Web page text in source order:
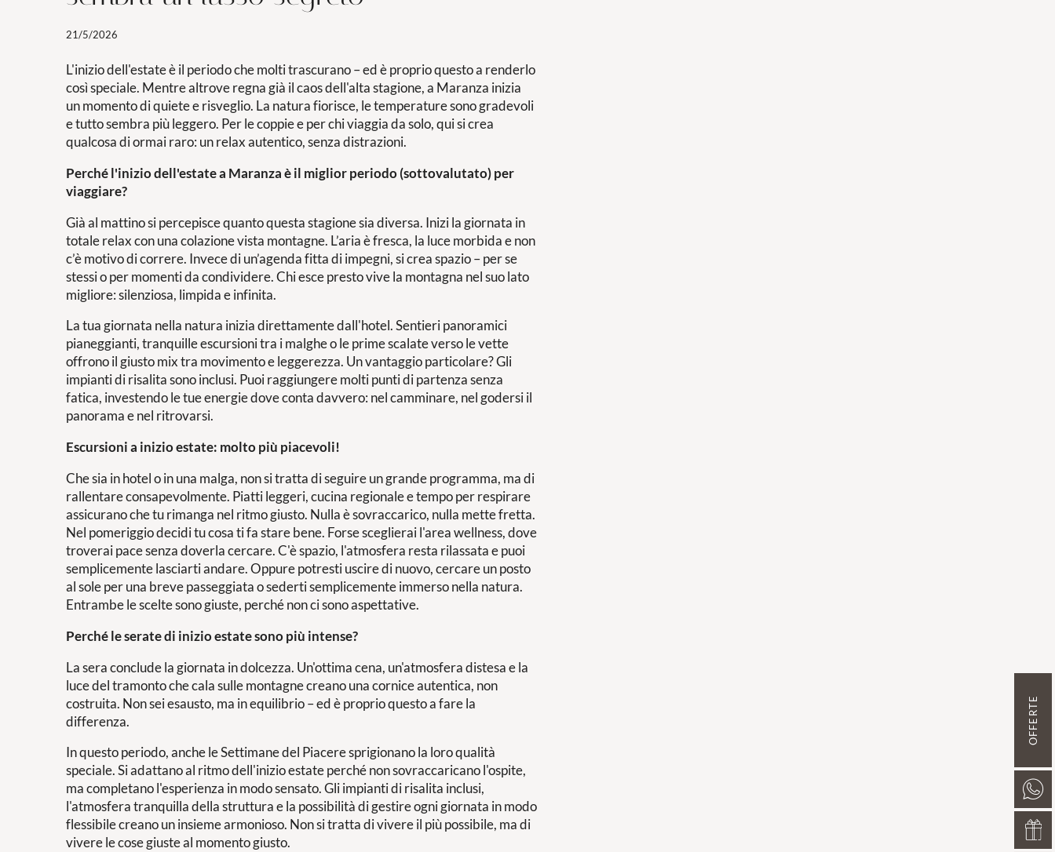
21/5/2026
L'inizio dell'estate è il periodo che molti trascurano – ed è proprio questo a renderlo
così speciale. Mentre altrove regna già il caos dell'alta stagione, a Maranza inizia
un momento di quiete e risveglio. La natura fiorisce, le temperature sono gradevoli
e tutto sembra più leggero. Per le coppie e per chi viaggia da solo, qui si crea
qualcosa di ormai raro: un relax autentico, senza distrazioni.
Perché l'inizio dell'estate a Maranza è il miglior periodo (sottovalutato) per
viaggiare?
Già al mattino si percepisce quanto questa stagione sia diversa. Inizi la giornata in
totale relax con una colazione vista montagne. L’aria è fresca, la luce morbida e non
c’è motivo di correre. Invece di un’agenda fitta di impegni, si crea spazio – per se
stessi o per momenti da condividere. Chi esce presto vive la montagna nel suo lato
migliore: silenziosa, limpida e infinita.
La tua giornata nella natura inizia direttamente dall'hotel. Sentieri panoramici
pianeggianti, tranquille escursioni tra i malghe o le prime scalate verso le vette
offrono il giusto mix tra movimento e leggerezza. Un vantaggio particolare? Gli
impianti di risalita sono inclusi. Puoi raggiungere molti punti di partenza senza
fatica, investendo le tue energie dove conta davvero: nel camminare, nel godersi il
panorama e nel ritrovarsi.
Escursioni a inizio estate: molto più piacevoli!
Che sia in hotel o in una malga, non si tratta di seguire un grande programma, ma di
rallentare consapevolmente. Piatti leggeri, cucina regionale e tempo per respirare
assicurano che tu rimanga nel ritmo giusto. Nulla è sovraccarico, nulla mette fretta.
Nel pomeriggio decidi tu cosa ti fa stare bene. Forse sceglierai l'area wellness, dove
troverai pace senza doverla cercare. C'è spazio, l'atmosfera resta rilassata e puoi
semplicemente lasciarti andare. Oppure potresti uscire di nuovo, cercare un posto
al sole per una breve passeggiata o sederti semplicemente immerso nella natura.
Entrambe le scelte sono giuste, perché non ci sono aspettative.
Perché le serate di inizio estate sono più intense?
La sera conclude la giornata in dolcezza. Un'ottima cena, un'atmosfera distesa e la
luce del tramonto che cala sulle montagne creano una cornice autentica, non
costruita. Non sei esausto, ma in equilibrio – ed è proprio questo a fare la
differenza.
In questo periodo, anche le Settimane del Piacere sprigionano la loro qualità
speciale. Si adattano al ritmo dell'inizio estate perché non sovraccaricano l'ospite,
ma completano l'esperienza in modo sensato. Gli impianti di risalita inclusi,
l'atmosfera tranquilla della struttura e la possibilità di gestire ogni giornata in modo
flessibile creano un insieme armonioso. Non si tratta di vivere il più possibile, ma di
vivere le cose giuste al momento giusto.
OFFERTE